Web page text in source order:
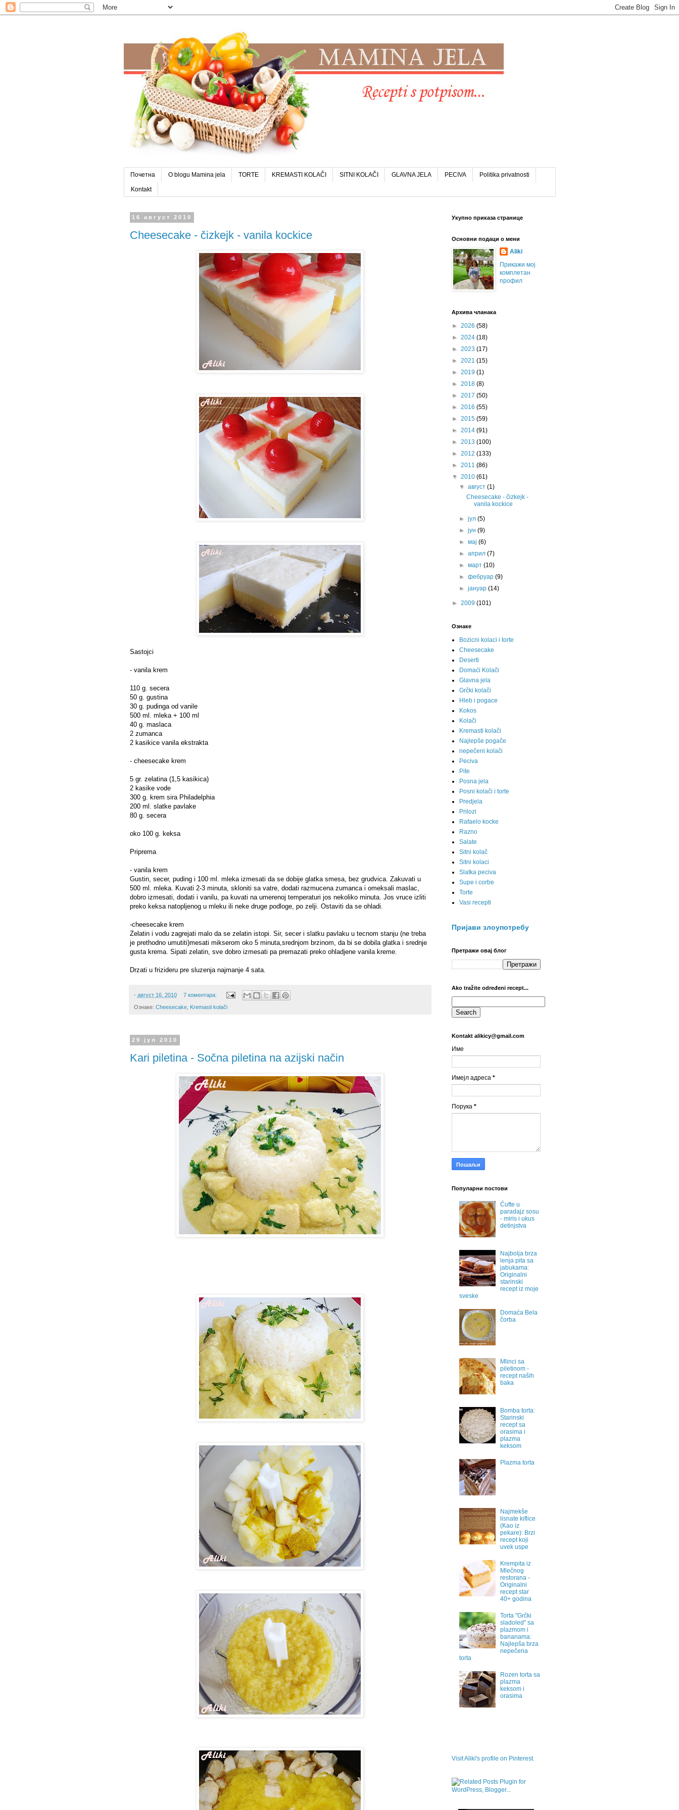
Почетна O blogu Mamina jela TORTE KREMASTI KOLAČI SITNI KOLAČI GLAVNA JELA PECIVA Politika privatnosti
Kontakt
16 август 2010
Cheesecake - čizkejk - vanila kockice
Sastojci
- vanila krem
110 g. secera
50 g. gustina
30 g. pudinga od vanile
500 ml. mleka + 100 ml
40 g. maslaca
2 zumanca
2 kasikice vanila ekstrakta
- cheesecake krem
5 gr. zelatina (1,5 kasikica)
2 kasike vode
300 g. krem sira Philadelphia
200 ml. slatke pavlake
80 g. secera
oko 100 g. keksa
Priprema
- vanila krem
Gustin, secer, puding i 100 ml. mleka izmesati da se dobije glatka smesa, bez grudvica. Zakuvati u
500 ml. mleka. Kuvati 2-3 minuta, skloniti sa vatre, dodati razmucena zumanca i omeksali maslac,
dobro izmesati, dodati i vanilu, pa kuvati na umerenoj temperaturi jos nekoliko minuta. Jos vruce izliti
preko keksa natopljenog u mleku ili neke druge podloge, po zelji. Ostaviti da se ohladi.
-cheesecake krem
Zelatin i vodu zagrejati malo da se zelatin istopi. Sir, secer i slatku pavlaku u tecnom stanju (ne treba
je prethodno umutiti)mesati mikserom oko 5 minuta,srednjom brzinom, da bi se dobila glatka i srednje
gusta krema. Sipati zelatin, sve dobro izmesati pa premazati preko ohladjene vanila kreme.
Drzati u frizideru pre sluzenja najmanje 4 sata.
- август 16, 2010 7 коментара:
Ознаке: Cheesecake, Kremasti kolači
29 јул 2010
Kari piletina - Sočna piletina na azijski način
Укупно приказа странице
Основни подаци о мени
Aliki
Прикажи мој
комплетан
профил
Архива чланака
► 2026 (58)
► 2024 (18)
► 2023 (17)
► 2021 (15)
► 2019 (1)
► 2018 (8)
► 2017 (50)
► 2016 (55)
► 2015 (59)
► 2014 (91)
► 2013 (100)
► 2012 (133)
► 2011 (86)
▼ 2010 (61)
▼ август (1)
Cheesecake - čizkejk -
vanila kockice
► јул (5)
► јун (9)
► мај (6)
► април (7)
► март (10)
► фебруар (9)
► јануар (14)
► 2009 (101)
Ознаке
Bozicni kolaci i torte
Cheesecake
Deserti
Domaći Kolači
Glavna jela
Grčki kolači
Hleb i pogace
Kokos
Kolači
Kremasti kolači
Najlepše pogače
nepečeni kolači
Peciva
Pite
Posna jela
Posni kolači i torte
Predjela
Prilozi
Rafaelo kocke
Razno
Salate
Sitni kolač
Sitni kolaci
Slatka peciva
Supe i corbe
Torte
Vasi recepti
Пријави злоупотребу
Претражи овај блог
Ako tražite određeni recept...
Kontakt alikicy@gmail.com
Име
Имејл адреса *
Порука *
Популарни постови
Ćufte u
paradajz sosu
- miris i ukus
detinjstva
Najbolja brza
lenja pita sa
jabukama:
Originalni
starinski
recept iz moje
sveske
Domaća Bela
čorba
Mlinci sa
piletinom -
recept naših
baka
Bomba torta:
Starinski
recept sa
orasima i
plazma
keksom
Plazma torta
Najmekše
lisnate kiflice
(Kao iz
pekare): Brzi
recept koji
uvek uspe
Krempita iz
Mlečnog
restorana -
Originalni
recept star
40+ godina
Torta "Grčki
sladoled" sa
plazmom i
bananama:
Najlepša brza
nepečena
torta
Rozen torta sa
plazma
keksom i
orasima
Visit Aliki's profile on Pinterest.